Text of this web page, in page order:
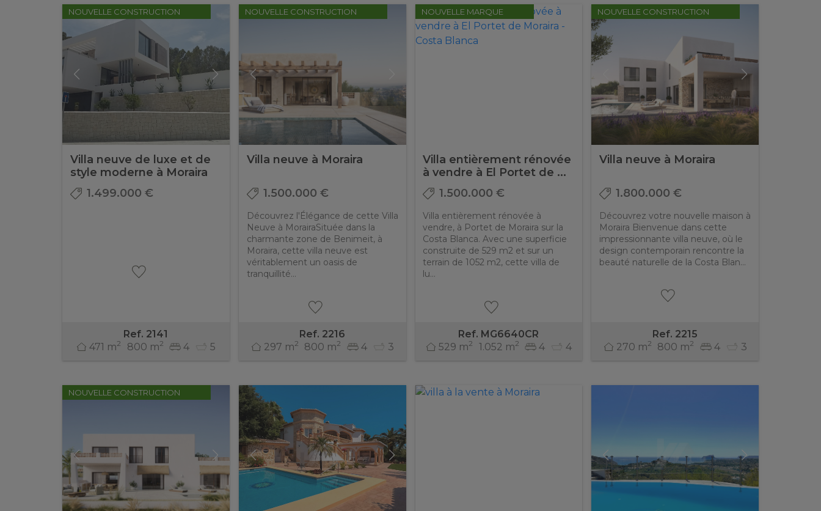
NOUVELLE CONSTRUCTION
Villa neuve de luxe et de
style moderne à Moraira
1.499.000 €
Ref. 2141
471 m2 800 m2 4 5
NOUVELLE CONSTRUCTION
Villa neuve à Moraira
1.500.000 €
Découvrez l'Élégance de cette Villa
Neuve à MorairaSituée dans la
charmante zone de Benimeit, à
Moraira, cette villa neuve est
véritablement un oasis de
tranquillité...
Ref. 2216
297 m2 800 m2 4 3
NOUVELLE MARQUE
Villa entièrement rénovée
à vendre à El Portet de ...
1.500.000 €
Villa entièrement rénovée à
vendre, à Portet de Moraira sur la
Costa Blanca. Avec une superficie
construite de 529 m2 et sur un
terrain de 1052 m2, cette villa de
lu...
Ref. MG6640CR
529 m2 1.052 m2 4 4
NOUVELLE CONSTRUCTION
Villa neuve à Moraira
1.800.000 €
Découvrez votre nouvelle maison à
Moraira Bienvenue dans cette
impressionnante villa neuve, où le
design contemporain rencontre la
beauté naturelle de la Costa Blan...
Ref. 2215
270 m2 800 m2 4 3
NOUVELLE CONSTRUCTION